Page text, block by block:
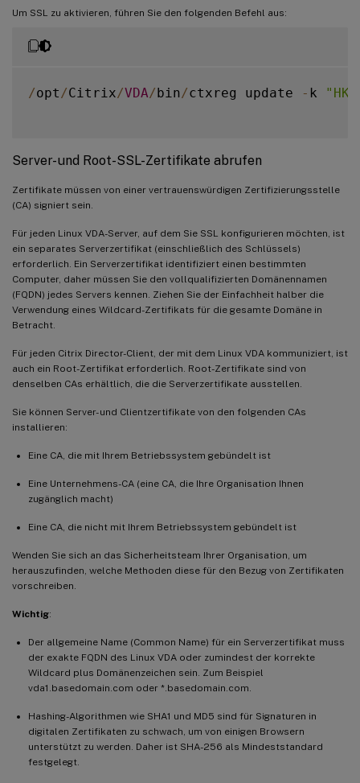
Um SSL zu aktivieren, führen Sie den folgenden Befehl aus:
/opt /Citrix/VDA/bin/ctxreg update - k
Server- und Root-SSL-Zertifikate abrufen
Zertifikate müssen von einer vertrauenswürdigen Zertifizierungsstelle
(CA) signiert sein.
Für jeden Linux VDA-Server, auf dem Sie SSL konfigurieren möchten, ist
ein separates Serverzertifikat (einschließlich des Schlüssels)
erforderlich. Ein Serverzertifikat identifiziert einen bestimmten
Computer, daher müssen Sie den vollqualifizierten Domänennamen
(FQDN) jedes Servers kennen. Ziehen Sie der Einfachheit halber die
Verwendung eines Wildcard-Zertifikats für die gesamte Domäne in
Betracht.
Für jeden Citrix Director-Client, der mit dem Linux VDA kommuniziert, ist
auch ein Root-Zertifikat erforderlich. Root-Zertifikate sind von
denselben CAs erhältlich, die die Serverzertifikate ausstellen.
Sie können Server- und Clientzertifikate von den folgenden CAs
installieren:
Eine CA, die mit Ihrem Betriebssystem gebündelt ist
Eine Unternehmens-CA (eine CA, die Ihre Organisation Ihnen
zugänglich macht)
Eine CA, die nicht mit Ihrem Betriebssystem gebündelt ist
Wenden Sie sich an das Sicherheitsteam Ihrer Organisation, um
herauszufinden, welche Methoden diese für den Bezug von Zertifikaten
vorschreiben.
Wichtig:
Der allgemeine Name (Common Name) für ein Serverzertifikat muss
der exakte FQDN des Linux VDA oder zumindest der korrekte
Wildcard plus Domänenzeichen sein. Zum Beispiel
vda1.basedomain.com oder *.basedomain.com.
Hashing-Algorithmen wie SHA1 und MD5 sind für Signaturen in
digitalen Zertifikaten zu schwach, um von einigen Browsern
unterstützt zu werden. Daher ist SHA-256 als Mindeststandard
festgelegt.